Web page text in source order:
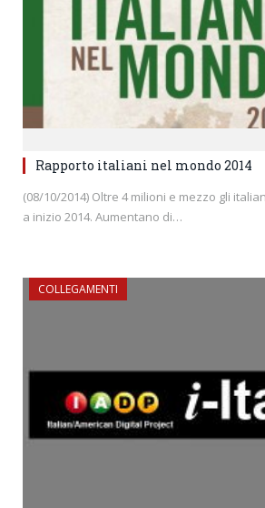
Rapporto italiani nel mondo 2014
(08/10/2014) Oltre 4 milioni e mezzo gli
a inizio 2014. Aumentano di…
COLLEGAMENTI